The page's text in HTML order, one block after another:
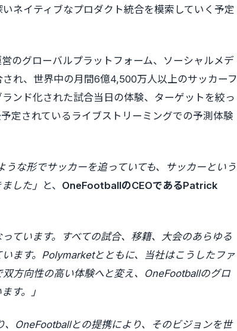
ネイティブなプロダクト統合を模索していく予定
のグローバルプラットフォーム、ソーシャルメデ
れ、世界中の月間6億4,500万人以上のサッカーフ
ンド化された試合当日の体験、ターゲットを絞っ
定されているライブストリーミングでの予測体験
うな形でサッカーを追っていても、サッカーという
した」 と、 OneFootballのCEOであるPatrick
ています。すべての試合、移籍、大会のあらゆる
ます。Polymarketとともに、当社はこうしたファ
方向性の高い体験へと変え、OneFootballのグロ
す。」
OneFootballとの提携により、そのビジョンを世